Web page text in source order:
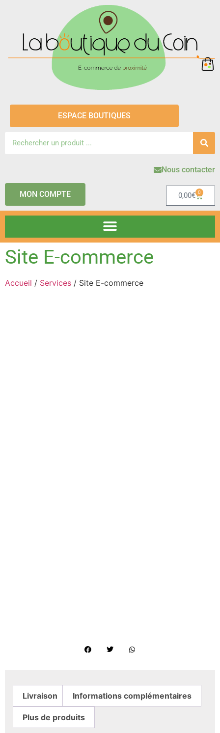
ESPACE BOUTIQUES
MON COMPTE
Nous contacter
0,00€ 0
Site E-commerce
Accueil / Services / Site E-commerce
Livraison Informations complémentaires
Plus de produits